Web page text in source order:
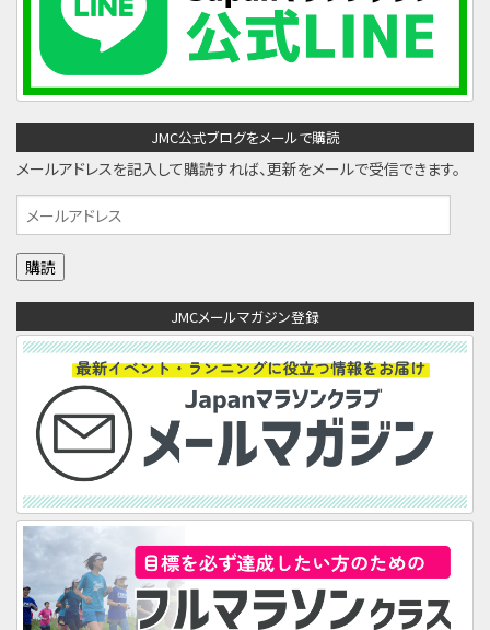
JMC公式ブログをメールで購読
メールアドレスを記入して購読すれば、更新をメールで受信できます。
メ
ー
ル
レ
JMCメールマガジン登録